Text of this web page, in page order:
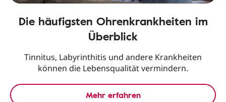
Die häufigsten Ohrenkrankheiten im
Überblick
Tinnitus, Labyrinthitis und andere Krankheiten
können die Lebensqualität vermindern.
Mehr erfahren